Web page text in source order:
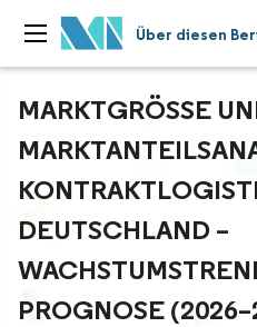
Über diesen
MARKTGRÖSSE UND
EUTSCHLAND – W
ROGNOSE